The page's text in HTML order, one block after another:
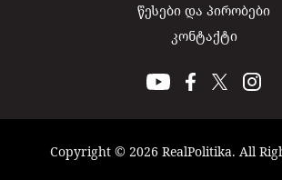
წესები და პირობები
კონტაქტი
Copyright © 2026 RealPolitika. All